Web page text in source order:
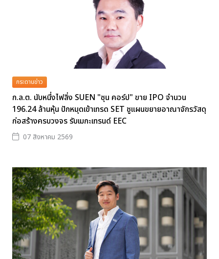
กระดานข่าว
ก.ล.ต. นับหนึ่งไฟลิ่ง SUEN "ซุน คอร์ป" ขาย IPO จำนวน
196.24 ล้านหุ้น ปักหมุดเข้าเทรด SET ชูแผนขยายอาณาจักรวัสดุ
ก่อสร้างครบวงจร รับเมกะเทรนด์ EEC
07 สิงหาคม 2569